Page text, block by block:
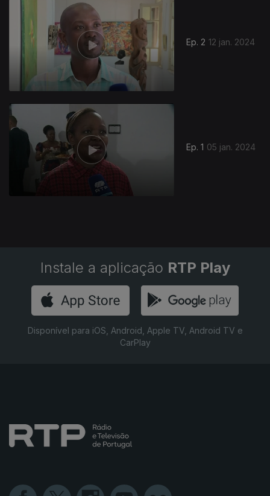
Ep. 2 12 jan. 2024
Ep. 1 05 jan. 2024
Instale a aplicação RTP Play
Disponível para iOS, Android, Apple TV, Android TV e
CarPlay